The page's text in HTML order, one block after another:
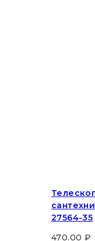
27564-35
470.00 ₽